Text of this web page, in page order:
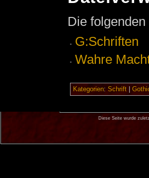
Die
G:Schriften
Wahre
Kategorien: Schrift|
Diese Seite wurde